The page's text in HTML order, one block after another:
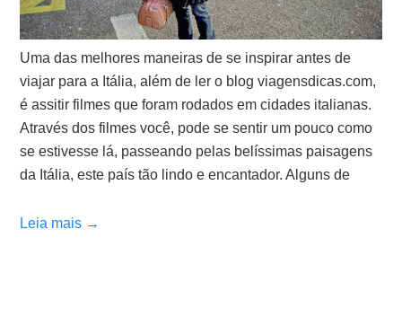
Uma das melhores maneiras de se inspirar antes de
viajar para a Itália, além de ler o blog viagensdicas.com,
é assitir filmes que foram rodados em cidades italianas.
Através dos filmes você, pode se sentir um pouco como
se estivesse lá, passeando pelas belíssimas paisagens
da Itália, este país tão lindo e encantador. Alguns de
Leia mais →